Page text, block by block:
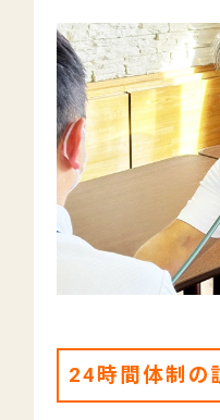
24時間体制の